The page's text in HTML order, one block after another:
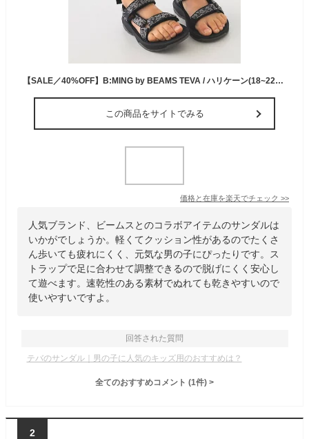
【SALE／40%OFF】B:MING by BEAMS TEVA / ハリケーン(18~22cm) ビームス アウトレット シューズ・靴 サンダル ブラック【送料無料】
この商品をサイトでみる
価格と在庫を楽天でチェック >>
人気ブランド、ビームスとのコラボアイテムのサンダルは
いかがでしょうか。軽くてクッション性があるのでたくさ
ん歩いても疲れにくく、元気な男の子にぴったりです。ス
トラップで足に合わせて調整できるので脱げにくく安心し
て遊べます。速乾性のある素材でぬれても乾きやすいので
使いやすいですよ。
回答された質問
テバのサンダル｜男の子に人気のキッズ用のおすすめは？
全てのおすすめコメント (1件) >
2